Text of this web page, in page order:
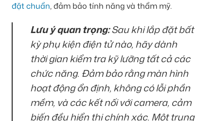
đặt chuẩn, đảm bảo tính năng và thẩm mỹ.
Lưu ý quan trọng:Sau khi lắp đặt bất
kỳ phụ kiện điện tử nào, hãy dành
thời gian kiểm tra kỹ lưỡng tất cả các
chức năng. Đảm bảo rằng màn hình
hoạt động ổn định, không có lỗi phần
mềm, và các kết nối với camera, cảm
biến đều hiển thị chính xác. Một trung